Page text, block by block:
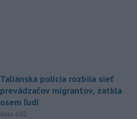
Talianska polícia rozbila sieť
prevádzačov migrantov, zatkla
osem ľudí
dnes 6:02